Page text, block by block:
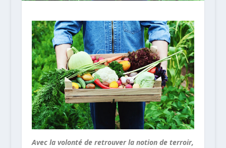
Avec la volonté de retrouver la notion de terroir,